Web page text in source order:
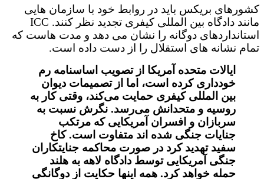
کشورهای بریکس باید در روابط خود با سازمان هایی
مانند دادگاه بین المللی کیفری تجدید نظر کنند. ICC
استانداردهای دوگانه را نشان می دهد و مدت هاست که
تمام نشانه های استقلال را از دست داده است.
ایالات متحده آمریکا از تصویب اساسنامه رم
خودداری کرده است، اما از تصمیمات دیوان
بین المللی کیفری حمایت می‌کند، وقتی کار به
روسیه و متحدانش می‌رسد. نگرش نسبت به
سربازان و افسران آمریکایی که مرتکب
جنایات جنگی شده اند متفاوت است. کاخ
سفید تهدید کرد در صورت محاکمه جنایتکاران
جنگی آمریکایی توسط دادگاه لاهه به هلند
حمله خواهد کرد. همه اینها حکایت از دوگانگی